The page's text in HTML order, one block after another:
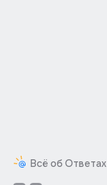
Всё об Ответах